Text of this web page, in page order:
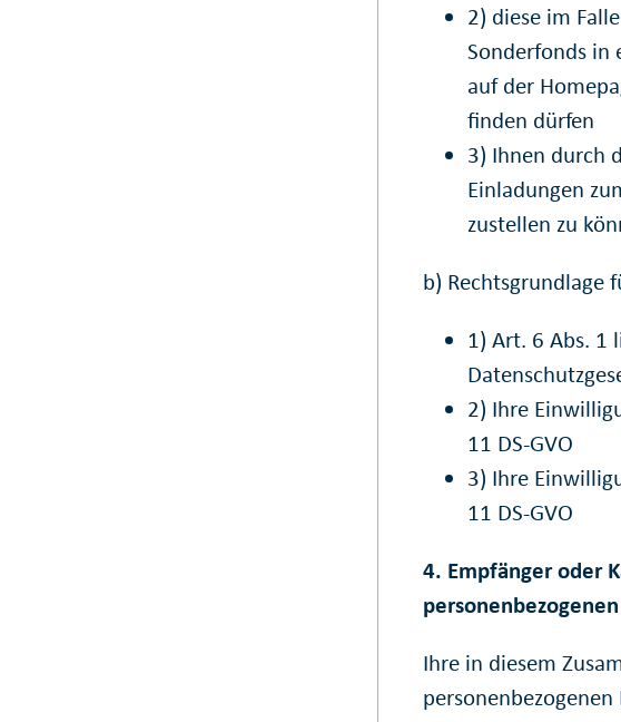
2) diese im
Sonderfonds in
auf der
finden dürfen
3) Ihnen durch
Einladungen
zustellen zu
b) Rechtsgrundlage
1) Art. 6 Abs. 1
2) Ihre
11 DS-GVO
3) Ihre
11 DS-GVO
4. Empfänger oder
Ihre in diesem